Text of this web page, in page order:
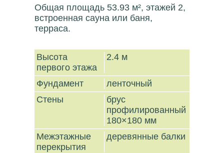
Общая площадь 53.93 м², этажей 2,
встроенная сауна или баня,
терраса.
Высота
первого этажа
2.4 м
Фундамент
ленточный
Стены
брус
профилированный
180×180 мм
Межэтажные
перекрытия
деревянные балки